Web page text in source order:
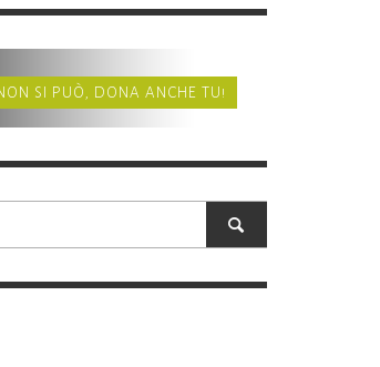
SI PUÒ, DONA ANCHE TU!